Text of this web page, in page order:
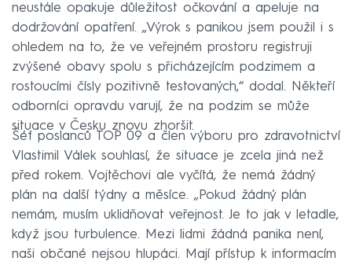
neustále opakuje důležitost očkování a apeluje na
dodržování opatření. „Výrok s panikou jsem použil i s
ohledem na to, že ve veřejném prostoru registruji
zvýšené obavy spolu s přicházejícím podzimem a
rostoucími čísly pozitivně testovaných,“ dodal. Někteří
odborníci opravdu varují, že na podzim se může
situace v Česku znovu zhoršit.
Šéf poslanců TOP 09 a člen výboru pro zdravotnictví
Vlastimil Válek souhlasí, že situace je zcela jiná než
před rokem. Vojtěchovi ale vyčítá, že nemá žádný
plán na další týdny a měsíce. „Pokud žádný plán
nemám, musím uklidňovat veřejnost. Je to jak v letadle,
když jsou turbulence. Mezi lidmi žádná panika není,
naši občané nejsou hlupáci. Mají přístup k informacím